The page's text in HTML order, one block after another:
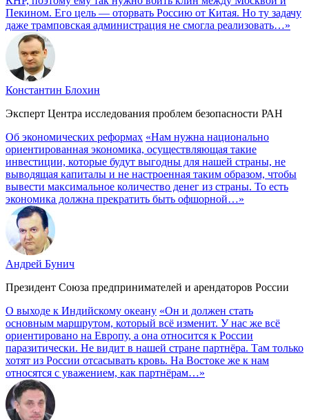
Пекином. Его цель — оторвать Россию от Китая. Но ту задачу
даже трамповская администрация не смогла реализовать…»
Константин Блохин
Эксперт Центра исследования проблем безопасности РАН
Об экономических реформах «Нам нужна национально
ориентированная экономика, осуществляющая такие
инвестиции, которые будут выгодны для нашей страны, не
выводящая капиталы и не настроенная таким образом, чтобы
вывести максимальное количество денег из страны. То есть
экономика должна прекратить быть офшорной…»
Андрей Бунич
Президент Союза предпринимателей и арендаторов России
О выходе к Индийскому океану «Он и должен стать
основным маршрутом, который всё изменит. У нас же всё
ориентировано на Европу, а она относится к России
паразитически. Не видит в нашей стране партнёра. Там только
хотят из России отсасывать кровь. На Востоке же к нам
относятся с уважением, как партнёрам…»